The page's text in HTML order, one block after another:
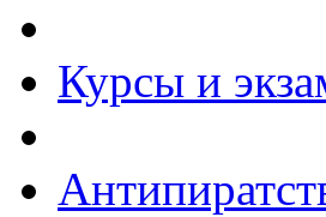
Курсы и